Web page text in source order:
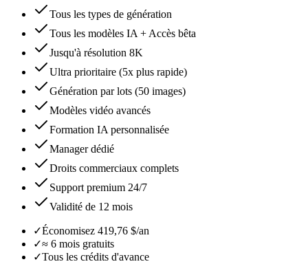
Tous les types de génération
Tous les modèles IA + Accès bêta
Jusqu'à résolution 8K
Ultra prioritaire (5x plus rapide)
Génération par lots (50 images)
Modèles vidéo avancés
Formation IA personnalisée
Manager dédié
Droits commerciaux complets
Support premium 24/7
Validité de 12 mois
✓Économisez 419,76 $/an
✓≈ 6 mois gratuits
✓Tous les crédits d'avance